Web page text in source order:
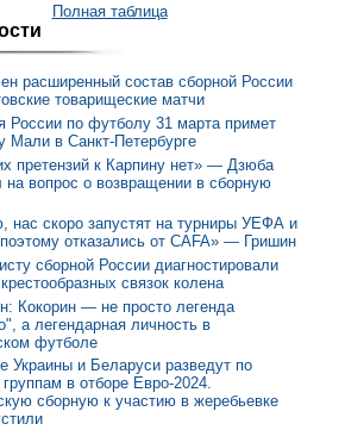
Полная таблица
расширенный состав сборной России
товарищеские матчи
России по футболу 31 марта примет
Мали в Санкт-Петербурге
претензий к Карпину нет» — Дзюба
на вопрос о возвращении в сборную
нас скоро запустят на турниры УЕФА и
отказались от CAFA» — Гришин
сборной России диагностировали
связок колена
Кокорин — не просто легенда
а легендарная личность в
футболе
Украины и Беларуси разведут по
в отборе Евро-2024.
сборную к участию в жеребьевке